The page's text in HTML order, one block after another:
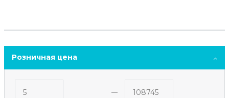
Розничная цена